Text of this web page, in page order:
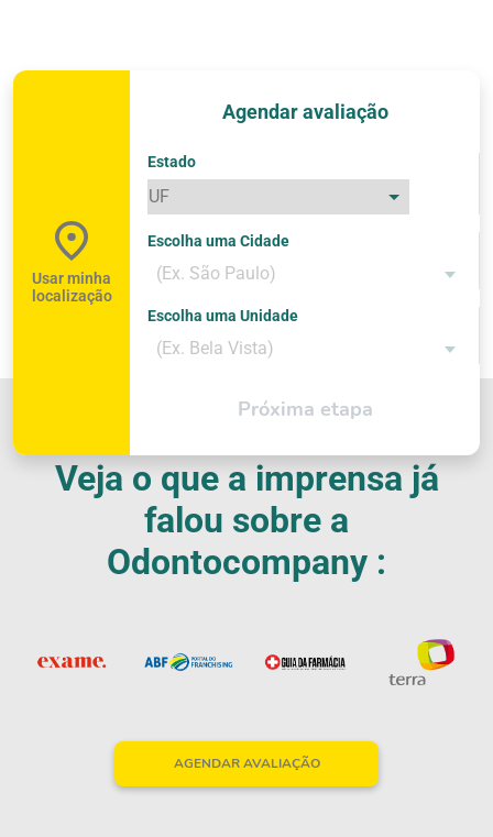
Nossos Parceiros
Usar minha
localização
Agendar avaliação
Estado
Escolha uma Cidade
(Ex. São Paulo)
Escolha uma Unidade
(Ex. Bela Vista)
Próxima etapa
Veja o que a imprensa já
falou sobre a
Odontocompany :
AGENDAR AVALIAÇÃO